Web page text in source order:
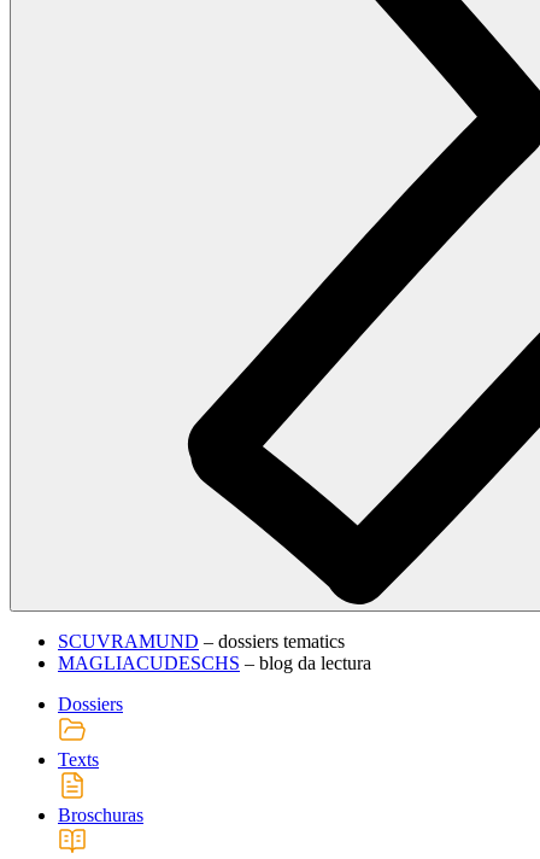
SCUVRAMUND – dossiers tematics
MAGLIACUDESCHS – blog da lectura
Dossiers
Texts
Broschuras